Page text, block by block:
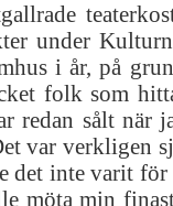
under
i år, på
folk som
redan sålt när
var verkligen
det inte varit för
möta min